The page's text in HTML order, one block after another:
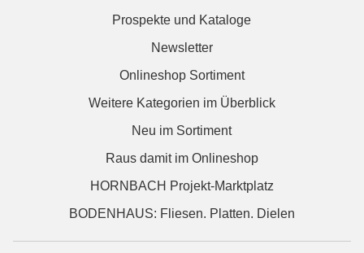
Prospekte und Kataloge
Newsletter
Onlineshop Sortiment
Weitere Kategorien im Überblick
Neu im Sortiment
Raus damit im Onlineshop
HORNBACH Projekt-Marktplatz
BODENHAUS: Fliesen. Platten. Dielen